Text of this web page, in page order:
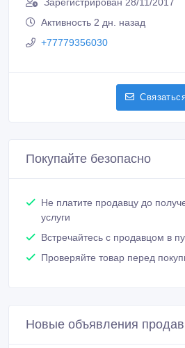
Зарегистрирован 28/11/2017
Активность 2 дн. назад
+77779356030
Покупайте безопасно
Не платите продавцу до
услуги
Встречайтесь с продавцом в
Проверяйте товар перед
Новые объявления